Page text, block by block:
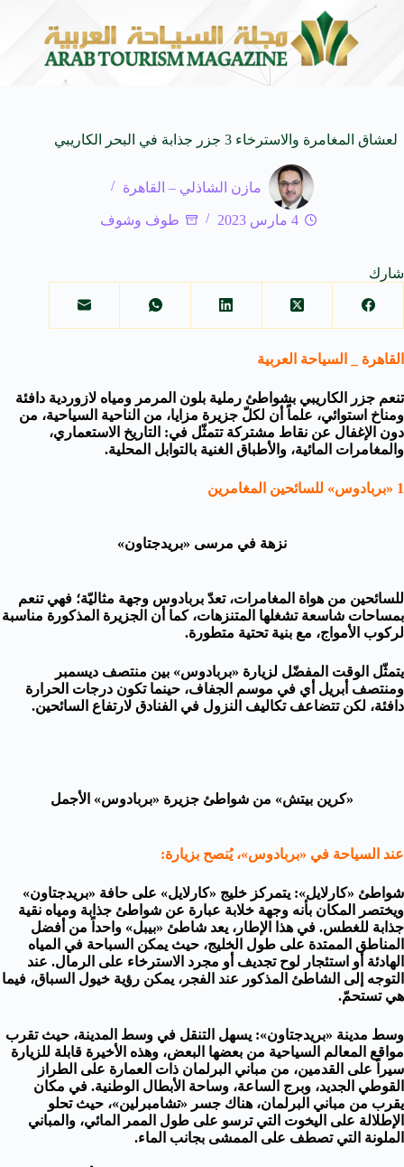
7 أغسطس 2026 مهرجان صيف بريدة يستقطب أكثر من 4 آلاف زائر يوميا ويوفر 500 فرصة وظيفية
لعشاق المغامرة والاسترخاء 3 جزر جذابة في البحر الكاريبي
مازن الشاذلي – القاهرة
4 مارس 2023 طوف وشوف
شارك
القاهرة _ السياحة العربية
تنعم جزر الكاريبي بشواطئ رملية بلون المرمر ومياه لازوردية دافئة
ومناخ استوائي، علماً أن لكلّ جزيرة مزايا، من الناحية السياحية، من
دون الإغفال عن نقاط مشتركة تتمثّل في: التاريخ الاستعماري،
والمغامرات المائية، والأطباق الغنية بالتوابل المحلية.
1 «بربادوس» للسائحين المغامرين
نزهة في مرسى «بريدجتاون»
للسائحين من هواة المغامرات، تعدّ بربادوس وجهة مثاليّة؛ فهي تنعم
بمساحات شاسعة تشغلها المتنزهات، كما أن الجزيرة المذكورة مناسبة
لركوب الأمواج، مع بنية تحتية متطورة.
يتمثّل الوقت المفضّل لزيارة «بربادوس» بين منتصف ديسمبر
ومنتصف أبريل أي في موسم الجفاف، حينما تكون درجات الحرارة
دافئة، لكن تتضاعف تكاليف النزول في الفنادق لارتفاع السائحين.
«كرين بيتش» من شواطئ جزيرة «بربادوس» الأجمل
عند السياحة في «بربادوس»، يُنصح بزيارة:
شواطئ «كارلايل»: يتمركز خليج «كارلايل» على حافة «بريدجتاون»
ويختصر المكان بأنه وجهة خلابة عبارة عن شواطئ جذابة ومياه نقية
جذابة للغطس. في هذا الإطار، يعد شاطئ «بيبل» واحداً من أفضل
المناطق الممتدة على طول الخليج، حيث يمكن السباحة في المياه
الهادئة أو استئجار لوح تجديف أو مجرد الاسترخاء على الرمال. عند
التوجه إلى الشاطئ المذكور عند الفجر، يمكن رؤية خيول السباق، فيما
هي تستحمّ.
وسط مدينة «بريدجتاون»: يسهل التنقل في وسط المدينة، حيث تقرب
مواقع المعالم السياحية من بعضها البعض، وهذه الأخيرة قابلة للزيارة
سيراً على القدمين، من مباني البرلمان ذات العمارة على الطراز
القوطي الجديد، وبرج الساعة، وساحة الأبطال الوطنية. في مكان
يقرب من مباني البرلمان، هناك جسر «تشامبرلين»، حيث تحلو
الإطلالة على اليخوت التي ترسو على طول الممر المائي، والمباني
الملونة التي تصطف على الممشى بجانب الماء.